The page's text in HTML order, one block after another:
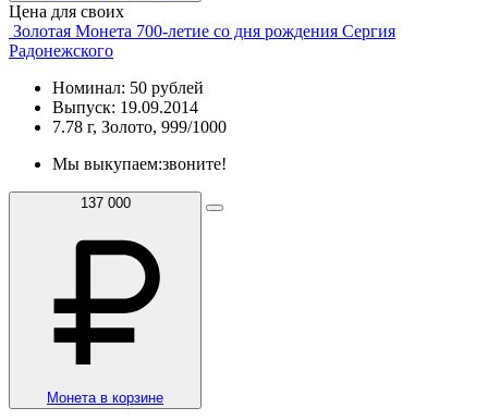
Цена для своих
Золотая Монета 700-летие со дня рождения Сергия
Радонежского
Номинал: 50 рублей
Выпуск: 19.09.2014
7.78 г, Золото, 999/1000
Мы выкупаем:звоните!
137 000
Монета в корзине